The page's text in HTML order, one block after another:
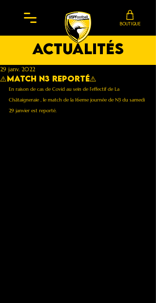
BOUTIQUE
actualités
⚠️MATCH N3 REPORTÉ⚠️
29 janv. 2022
En raison de cas de Covid au sein de l’effectif de La
Châtaigneraie , le match de la 16eme journée de N3 du samedi
29 janvier est reporté.